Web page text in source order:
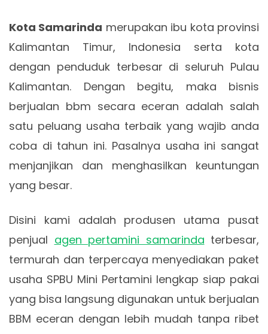
Kota Samarinda merupakan ibu kota provinsi
Kalimantan Timur, Indonesia serta kota
dengan penduduk terbesar di seluruh Pulau
Kalimantan. Dengan begitu, maka bisnis
berjualan bbm secara eceran adalah salah
satu peluang usaha terbaik yang wajib anda
coba di tahun ini. Pasalnya usaha ini sangat
menjanjikan dan menghasilkan keuntungan
yang besar.
Disini kami adalah produsen utama pusat
penjual agen pertamini samarinda terbesar,
termurah dan terpercaya menyediakan paket
usaha SPBU Mini Pertamini lengkap siap pakai
yang bisa langsung digunakan untuk berjualan
BBM eceran dengan lebih mudah tanpa ribet